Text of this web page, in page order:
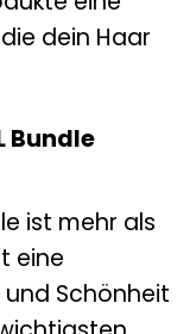
dein Haar
Bundle
ist mehr als
eine
Schönheit